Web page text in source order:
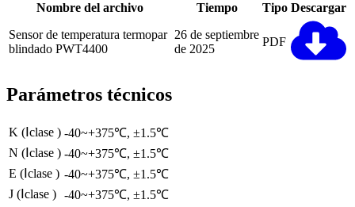
Nombre del archivo Tiempo Tipo Descargar
Sensor de temperatura termopar
blindado PWT4400
26 de septiembre
de 2025
PDF
Parámetros técnicos
K (Ⅰclase ) -40~+375℃, ±1.5℃
N (Ⅰclase ) -40~+375℃, ±1.5℃
E (Ⅰclase ) -40~+375℃, ±1.5℃
J (Ⅰclase ) -40~+375℃, ±1.5℃